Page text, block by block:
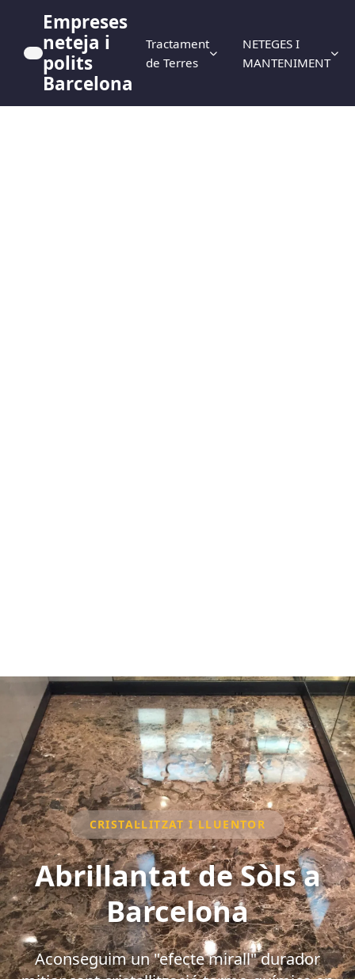
Empreses
neteja i
polits
Barcelona
Tractament
de Terres
NETEGES I
MANTENIMENT
CRISTAL·LITZAT I LLUENTOR
Abrillantat de Sòls a
Barcelona
Aconseguim un "efecte mirall" durador